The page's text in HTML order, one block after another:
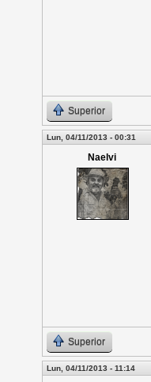
Superior
Lun, 04/11/2013 - 00:31
Naelvi
Superior
Lun, 04/11/2013 - 11:14